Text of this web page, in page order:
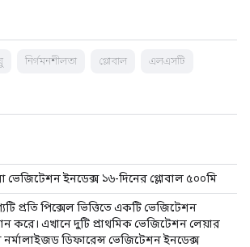
নির্গমনশীলতা গ্লোবাল এলএসটি
ভেজিটেশন ইনডেক্স ১৬-দিনের গ্লোবাল ৫০০মি
প্রতি পিক্সেল ভিত্তিতে একটি ভেজিটেশন
করে। এখানে দুটি প্রাথমিক ভেজিটেশন লেয়ার
নর্মালাইজড ডিফারেন্স ভেজিটেশন ইনডেক্স